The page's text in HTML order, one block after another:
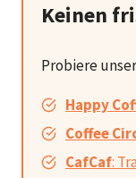
Keinen
Probiere
Happy
Coffee
CafCaf: